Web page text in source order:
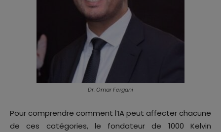
Dr. Omar Fergani
Pour comprendre comment l’IA peut affecter chacune
de ces catégories, le fondateur de 1000 Kelvin